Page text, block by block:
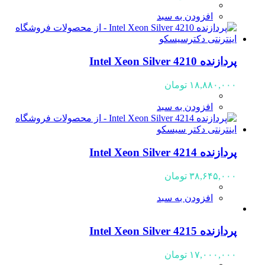
افزودن به سبد
پردازنده Intel Xeon Silver 4210
۱۸,۸۸۰,۰۰۰ تومان
افزودن به سبد
پردازنده Intel Xeon Silver 4214
۳۸,۶۴۵,۰۰۰ تومان
افزودن به سبد
پردازنده Intel Xeon Silver 4215
۱۷,۰۰۰,۰۰۰ تومان